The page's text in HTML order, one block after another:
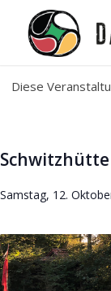
Diese
Schwitzhütte
Samstag, 12.